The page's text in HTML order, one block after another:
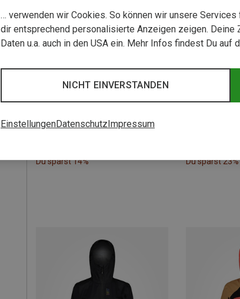
Du sparst 14% Du sparst 23%
… verwenden wir Cookies. So können wir unsere
dir entsprechend personalisierte Anzeigen zeigen.
Daten u.a. auch in den USA ein. Mehr Infos findest Du auf
NICHT EINVERSTANDEN
EinstellungenDatenschutz Impressum